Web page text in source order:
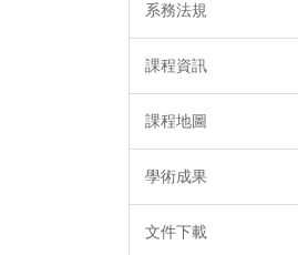
系務法規
課程資訊
課程地圖
學術成果
文件下載